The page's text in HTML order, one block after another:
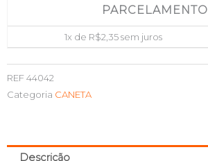
70000136
PARCELAMENTO
1x de R$2,35sem juros
REF44042
Categoria CANETA
Descrição